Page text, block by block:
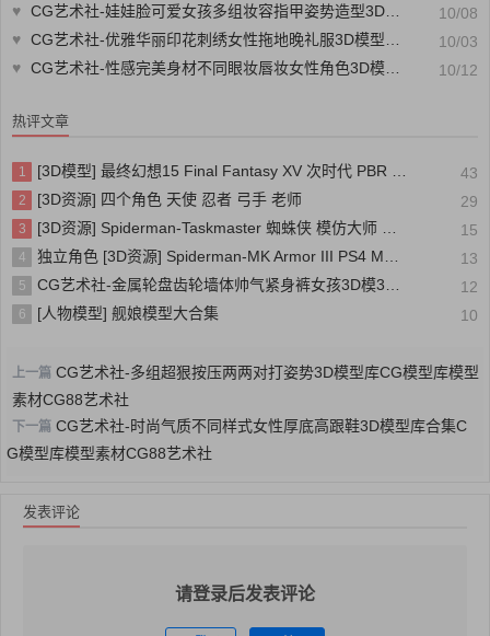
♥ CG艺术社-娃娃脸可爱女孩多组妆容指甲姿势造型3D模型库CG模型库模型素材CG88艺术社
10/08
♥ CG艺术社-优雅华丽印花刺绣女性拖地晚礼服3D模型库CG模型库模型素材CG88艺术社
10/03
♥ CG艺术社-性感完美身材不同眼妆唇妆女性角色3D模型库合集CG模型库模型素材CG88艺术社 10/12
热评文章
1 [3D模型] 最终幻想15 Final Fantasy XV 次时代 PBR 写实人物角色模型 43
2 [3D资源] 四个角色 天使 忍者 弓手 老师 29
3 [3D资源] Spiderman-Taskmaster 蜘蛛侠 模仿大师 装甲 15
4 独立角色 [3D资源] Spiderman-MK Armor III PS4 MK装甲三号 蜘蛛侠 13
5 CG艺术社-金属轮盘齿轮墙体帅气紧身裤女孩3D模3D CG模型库模型素材CG88艺术社 12
6 [人物模型] 舰娘模型大合集 10
上一篇 CG艺术社-多组超狠按压两两对打姿势3D模型库CG模型库模型
素材CG88艺术社
下一篇 CG艺术社-时尚气质不同样式女性厚底高跟鞋3D模型库合集C
G模型库模型素材CG88艺术社
发表评论
请登录后发表评论